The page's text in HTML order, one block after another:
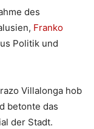
des
Franko
Politik und
Villalonga hob
betonte das
der Stadt.